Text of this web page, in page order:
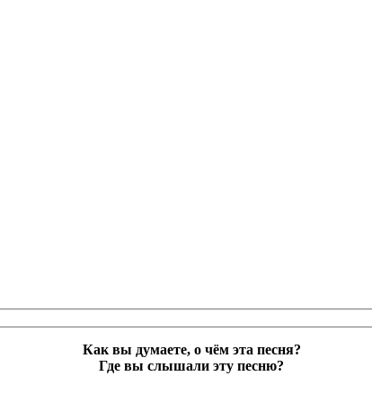
Как вы думаете, о чём эта песня?
Где вы слышали эту песню?